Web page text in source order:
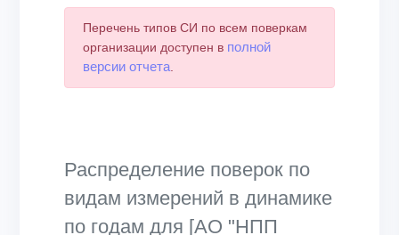
Перечень типов СИ по всем поверкам
организации доступен в полной
версии отчета.
Распределение поверок по
видам измерений в динамике
по годам для [АО "НПП